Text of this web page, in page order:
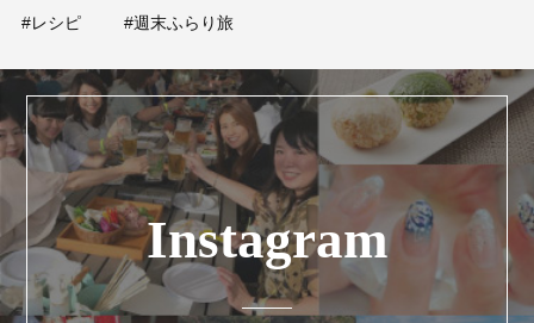
#レシピ #週末ふらり旅
Instagram